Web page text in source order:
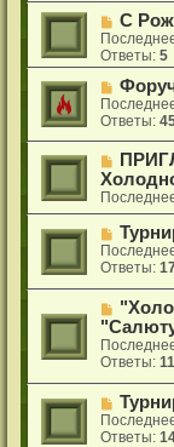
С
Ответы:5
Ответы:
Ответы:
Ответы:11
Ответы: